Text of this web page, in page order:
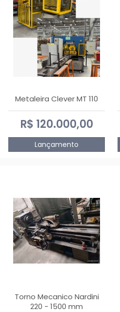
Metaleira Clever MT 110
R$ 120.000,00
Lançamento
Torno Mecanico Nardini
220 - 1500 mm